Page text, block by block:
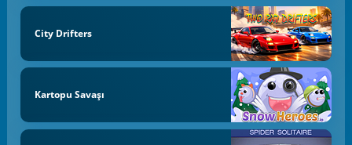
City Drifters
Kartopu Savaşı